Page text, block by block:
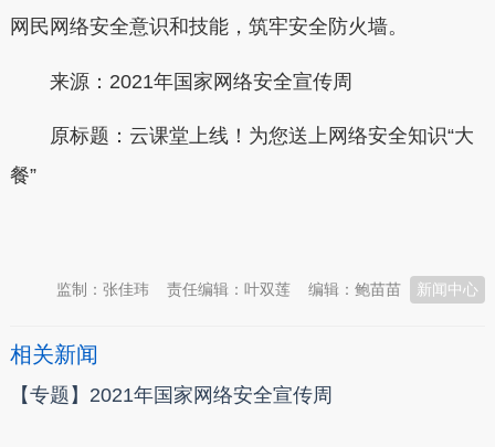
网民网络安全意识和技能，筑牢安全防火墙。
来源：2021年国家网络安全宣传周
原标题：云课堂上线！为您送上网络安全知识“大
餐”
新闻中心
编辑：鲍苗苗
责任编辑：叶双莲
监制：张佳玮
相关新闻
【专题】2021年国家网络安全宣传周